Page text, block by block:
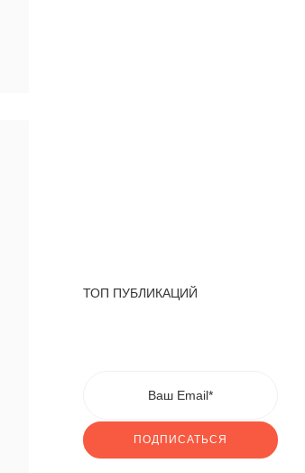
ТОП ПУБЛИКАЦИЙ
ПОДПИСАТЬСЯ